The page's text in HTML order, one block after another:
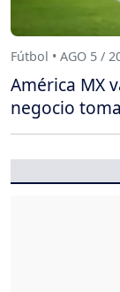
Fútbol • AGO 5 /
América MX
negocio